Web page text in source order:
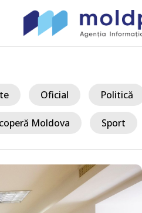
Oficial Politică
Moldova Sport